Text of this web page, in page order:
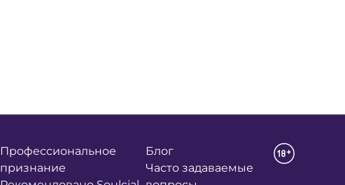
Профессиональное
признание
Блог
Часто задаваемые